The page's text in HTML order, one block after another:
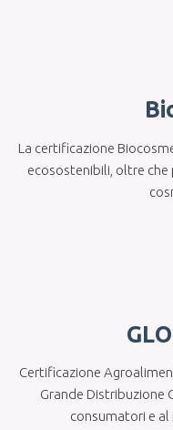
La certificazione
ecosostenibili, oltre
Certificazione
Grande Distribuzione
consumatori e